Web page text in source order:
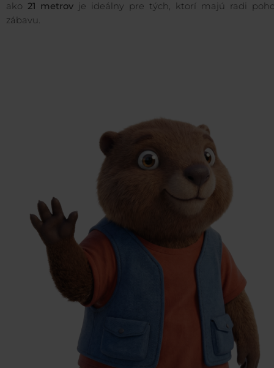
ako 21 metrov je ideálny pre tých, ktorí majú radi
zábavu.